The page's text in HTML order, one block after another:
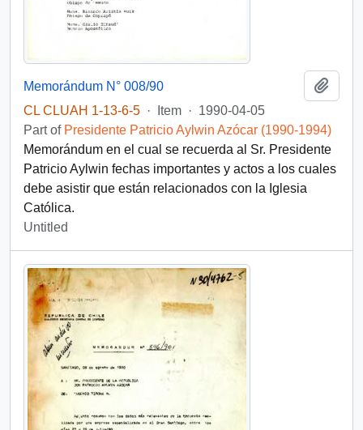
Memorándum N° 008/90
CL CLUAH 1-13-6-5 · Item · 1990-04-05
Part of Presidente Patricio Aylwin Azócar (1990-1994)
Memorándum en el cual se recuerda al Sr. Presidente
Patricio Aylwin fechas importantes y actos a los cuales
debe asistir que están relacionados con la Iglesia
Católica.
Untitled